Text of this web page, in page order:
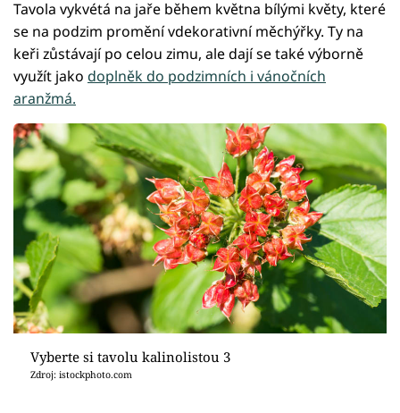
Tavola vykvétá na jaře během května bílými květy, které
se na podzim promění vdekorativní měchýřky. Ty na
keři zůstávají po celou zimu, ale dají se také výborně
využít jako doplněk do podzimních i vánočních
aranžmá.
Vyberte si tavolu kalinolistou 3
Zdroj: istockphoto.com